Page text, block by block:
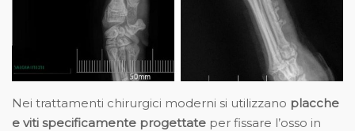
Nei trattamenti chirurgici moderni si utilizzano placche
e viti specificamente progettate per fissare l’osso in